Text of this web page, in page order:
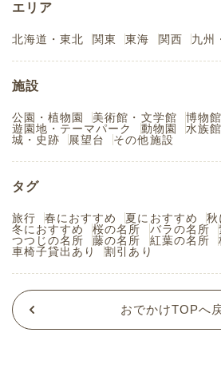
エリア
北海道・東北 関東 東海 関西 九州
施設
公園・植物園 美術館・文学館
博物
遊園地・テーマパーク
動物園 水族館
城・史跡
展望台 その他施設
タグ
旅行 春におすすめ 夏におすすめ
秋
冬におすすめ
桜の名所 バラの名所
つつじの名所
藤の名所 紅葉の名所
車椅子貸出あり
割引あり
おでかけTOPへ